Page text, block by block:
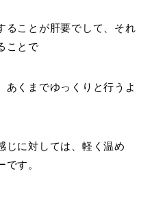
ることが肝要でして、それ
ことで
あくまでゆっくりと行うよ
じに対しては、軽く温め
す。